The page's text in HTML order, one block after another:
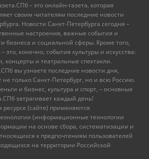
– это онлайн-газета, которая
своим читателям последние новости
Новости Санкт-Петербурга сегодня –
настроения, важные события и
бизнеса и социальной сферы. Кроме того,
это, конечно, события культуры и искусства:
концерты и театральные спектакли.
вы узнаете последние новости дня,
не только Санкт-Петербург, но и всю Россию.
и бизнес, культура и спорт, – основные
затрагивает каждый день!
(сайте) применяются
(информационные технологии
на основе сбора, систематизации и
к предпочтениям пользователей
на территории Российской